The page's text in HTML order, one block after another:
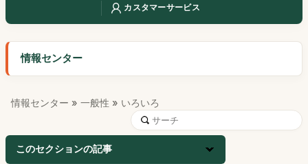
カスタマーサービス
情報センター
情報センター » 一般性 » いろいろ
このセクションの記事